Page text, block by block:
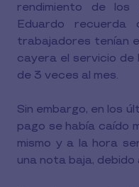
rendimiento de los
Eduardo
trabajadores tenían
cayera el servicio de
de 3 veces al mes.
Sin embargo, en los
pago se había caído
mismo y a la hora
una nota baja,